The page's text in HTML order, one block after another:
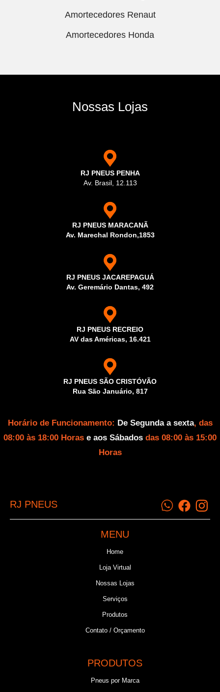
Amortecedores Renaut
Amortecedores Honda
Nossas Lojas
RJ PNEUS PENHA
Av. Brasil, 12.113
RJ PNEUS MARACANÃ
Av. Marechal Rondon,1853
RJ PNEUS JACAREPAGUÁ
Av. Geremário Dantas, 492
RJ PNEUS RECREIO
AV das Américas, 16.421
RJ PNEUS SÃO CRISTÓVÃO
Rua São Januário, 817
Horário de Funcionamento: De Segunda a sexta, das
08:00 às 18:00 Horas e aos Sábados das 08:00 às 15:00
Horas
RJ PNEUS
MENU
Home
Loja Virtual
Nossas Lojas
Serviços
Produtos
Contato / Orçamento
PRODUTOS
Pneus por Marca